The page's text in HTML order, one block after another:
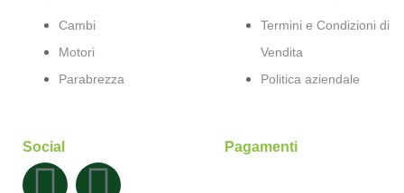
Cambi
Motori
Parabrezza
Termini e Condizioni di
Vendita
Politica aziendale
Social Pagamenti